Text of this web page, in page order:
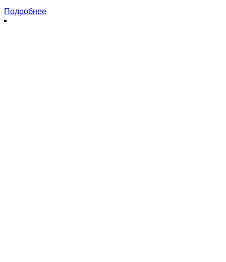
Подробнее